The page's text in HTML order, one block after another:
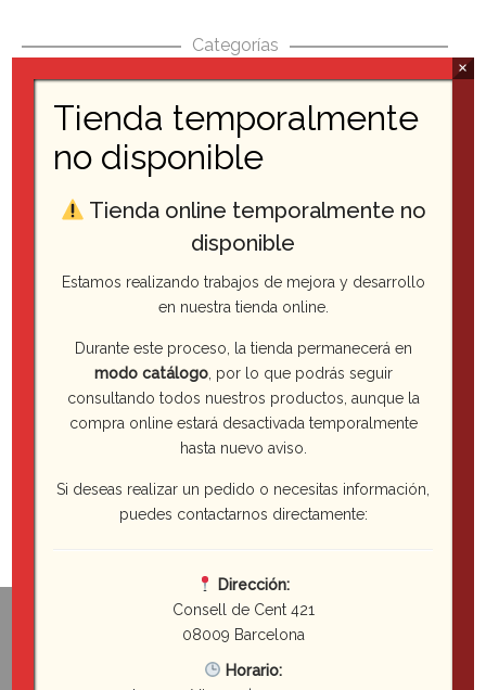
Categorías
Pastelería
Bollería
Packs
Pan
Bebidas
Tienda temporalmente
no disponible
Tienda online temporalmente no
disponible
Estamos realizando trabajos de mejora y desarrollo
en nuestra tienda online.
Durante este proceso, la tienda permanecerá en
modo catálogo, por lo que podrás seguir
consultando todos nuestros productos, aunque la
compra online estará desactivada temporalmente
hasta nuevo aviso.
Si deseas realizar un pedido o necesitas información,
puedes contactarnos directamente:
Dirección:
Consell de Cent 421
08009 Barcelona
Horario:
×